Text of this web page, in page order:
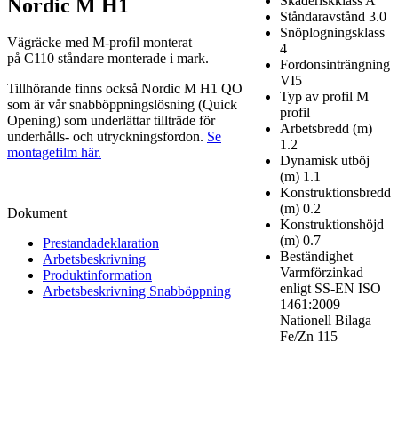
Nordic M H1
Vägräcke med M‑profil monterat
på C110 ståndare monterade i mark.
Tillhörande finns också Nordic M H1 QO
som är vår snabböppningslösning (Quick
Opening) som underlättar tillträde för
underhålls- och utryckningsfordon. Se
montagefilm här.
Dokument
Prestandadeklaration
Arbetsbeskrivning
Produktinformation
Arbetsbeskrivning Snabböppning
Ståndaravstånd 3.0
Snöplogningsklass
4
Fordonsinträngning
VI5
Typ av profil M
profil
Arbetsbredd (m)
1.2
Dynamisk utböj
(m) 1.1
Konstruktionsbredd
(m) 0.2
Konstruktionshöjd
(m) 0.7
Beständighet
Varmförzinkad
enligt SS-EN ISO
1461:2009
Nationell Bilaga
Fe/Zn 115